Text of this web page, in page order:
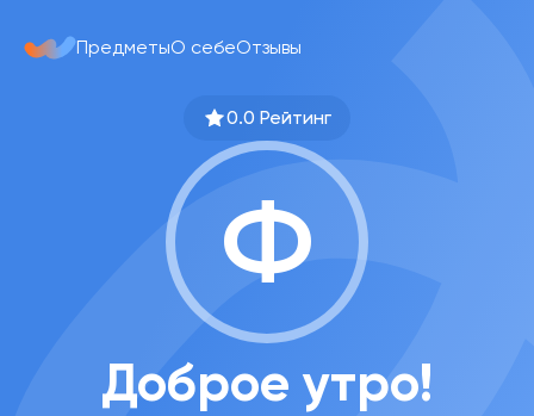
ПредметыО себеОтзывы
0.0 Рейтинг
Ф
Доброе утро!